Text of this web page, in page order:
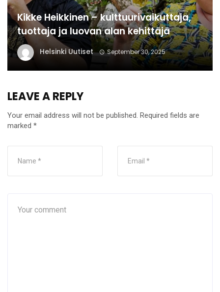
Kikke Heikkinen – kulttuurivaikuttaja,
tuottaja ja luovan alan kehittäjä
Helsinki Uutiset September 30, 2025
LEAVE A REPLY
Your email address will not be published. Required fields are
marked *